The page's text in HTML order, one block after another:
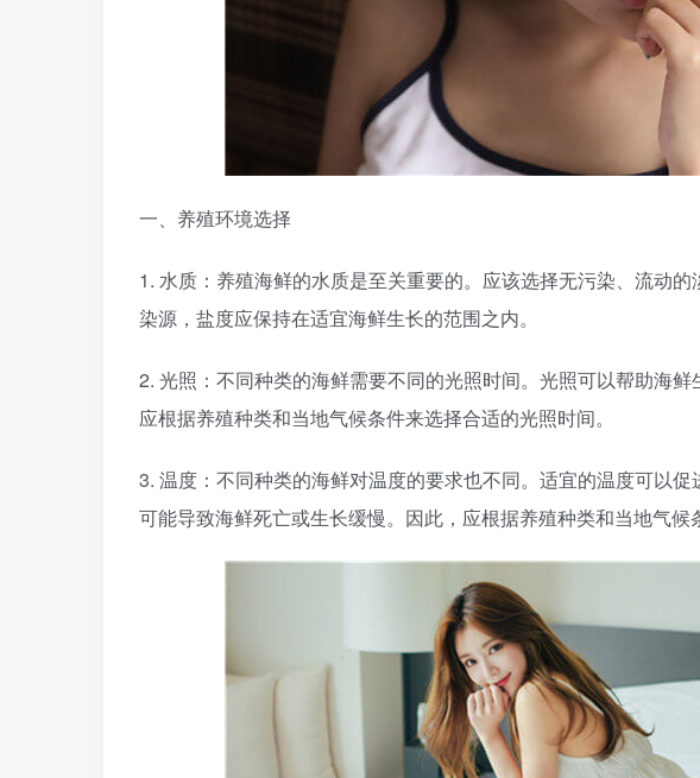
一、养殖环境选择
1. 水质：养殖海鲜的水质是至关重要的。应该选择无污染、流动
染源，盐度应保持在适宜海鲜生长的范围之内。
2. 光照：不同种类的海鲜需要不同的光照时间。光照可以帮助海
应根据养殖种类和当地气候条件来选择合适的光照时间。
3. 温度：不同种类的海鲜对温度的要求也不同。适宜的温度可以
可能导致海鲜死亡或生长缓慢。因此，应根据养殖种类和当地气候